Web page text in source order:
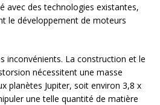
avec des technologies existantes,
le développement de moteurs
inconvénients. La construction et le
nécessitent une masse
planètes Jupiter, soit environ 3,8 x
une telle quantité de matière